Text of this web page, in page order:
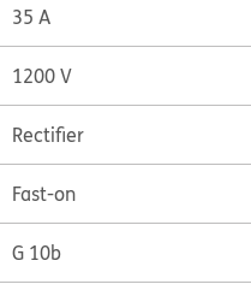
35 A
1200 V
Rectifier
Fast-on
G 10b